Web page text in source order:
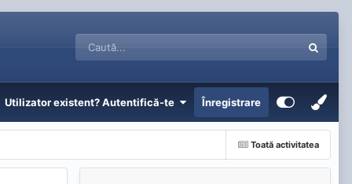
Utilizator existent? Autentifică-te Înregistrare
Toată activitatea